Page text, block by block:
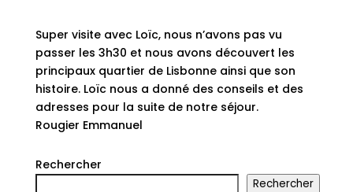
Super visite avec Loïc, nous n’avons pas vu
passer les 3h30 et nous avons découvert les
principaux quartier de Lisbonne ainsi que son
histoire. Loïc nous a donné des conseils et des
adresses pour la suite de notre séjour.
Rougier Emmanuel
Rechercher
Rechercher